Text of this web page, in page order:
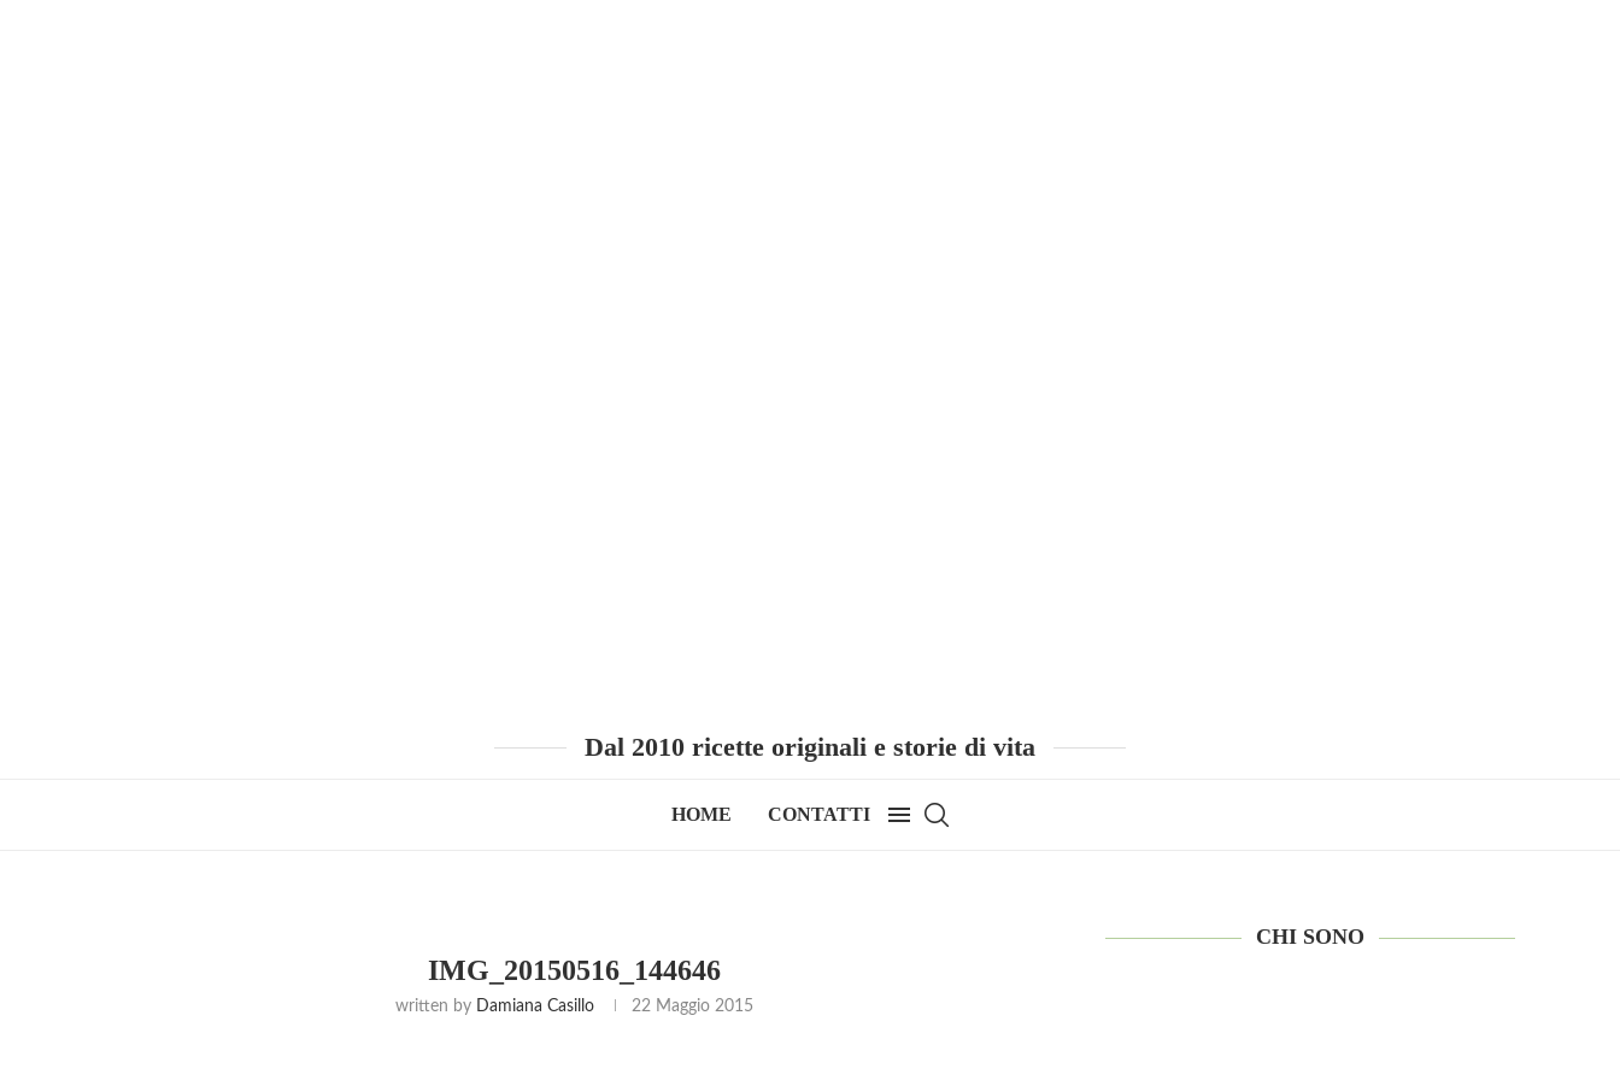
Dal 2010 ricette originali e storie di vita
HOME CONTATTI
IMG_20150516_144646
written by Damiana Casillo 22 Maggio 2015
CHI SONO